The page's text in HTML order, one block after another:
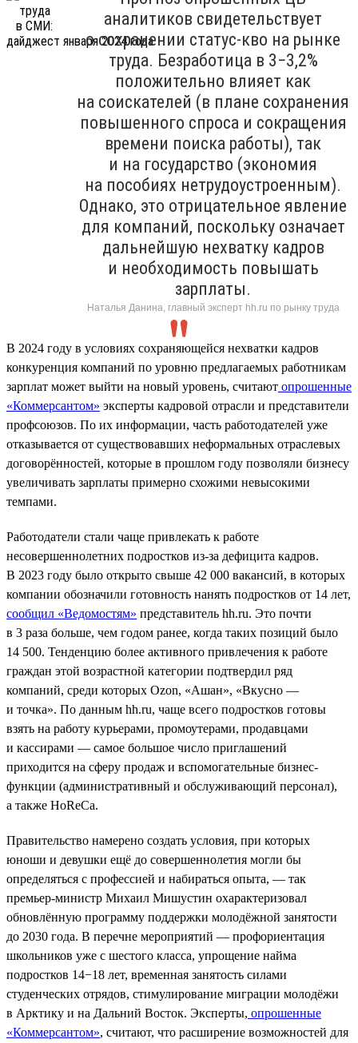
аналитиков свидетельствует
о сохранении статус-кво на рынке
труда. Безработица в 3−3,2%
положительно влияет как
на соискателей (в плане сохранения
повышенного спроса и сокращения
времени поиска работы), так
и на государство (экономия
на пособиях нетрудоустроенным).
Однако, это отрицательное явление
для компаний, поскольку означает
дальнейшую нехватку кадров
и необходимость повышать
зарплаты.
Наталья Данина, главный эксперт hh.ru по рынку труда
В 2024 году в условиях сохраняющейся нехватки кадров
конкуренция компаний по уровню предлагаемых работникам
зарплат может выйти на новый уровень, считают опрошенные
«Коммерсантом» эксперты кадровой отрасли и представители
профсоюзов. По их информации, часть работодателей уже
отказывается от существовавших неформальных отраслевых
договорённостей, которые в прошлом году позволяли бизнесу
увеличивать зарплаты примерно схожими невысокими
темпами.
Работодатели стали чаще привлекать к работе
несовершеннолетних подростков из-за дефицита кадров.
В 2023 году было открыто свыше 42 000 вакансий, в которых
компании обозначили готовность нанять подростков от 14 лет,
сообщил «Ведомостям» представитель hh.ru. Это почти
в 3 раза больше, чем годом ранее, когда таких позиций было
14 500. Тенденцию более активного привлечения к работе
граждан этой возрастной категории подтвердил ряд
компаний, среди которых Ozon, «Ашан», «Вкусно —
и точка». По данным hh.ru, чаще всего подростков готовы
взять на работу курьерами, промоутерами, продавцами
и кассирами — самое большое число приглашений
приходится на сферу продаж и вспомогательные бизнес-
функции (административный и обслуживающий персонал),
а также HoReCa.
Правительство намерено создать условия, при которых
юноши и девушки ещё до совершеннолетия могли бы
определяться с профессией и набираться опыта, — так
премьер-министр Михаил Мишустин охарактеризовал
обновлённую программу поддержки молодёжной занятости
до 2030 года. В перечне мероприятий — профориентация
школьников уже с шестого класса, упрощение найма
подростков 14−18 лет, временная занятость силами
студенческих отрядов, стимулирование миграции молодёжи
в Арктику и на Дальний Восток. Эксперты, опрошенные
«Коммерсантом», считают, что расширение возможностей для